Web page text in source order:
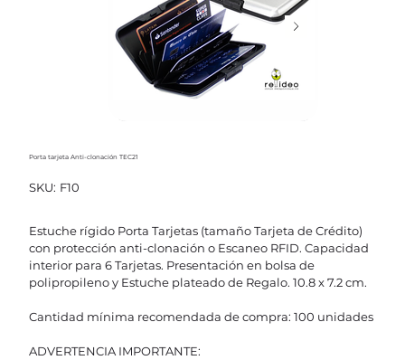
Porta tarjeta Anti-clonación TEC21
SKU: SKU
F10
F10
Estuche rígido Porta Tarjetas (tamaño Tarjeta de Crédito)
con protección anti-clonación o Escaneo RFID. Capacidad
interior para 6 Tarjetas. Presentación en bolsa de
polipropileno y Estuche plateado de Regalo. 10.8 x 7.2 cm.
Cantidad mínima recomendada de compra: 100 unidades
ADVERTENCIA IMPORTANTE: